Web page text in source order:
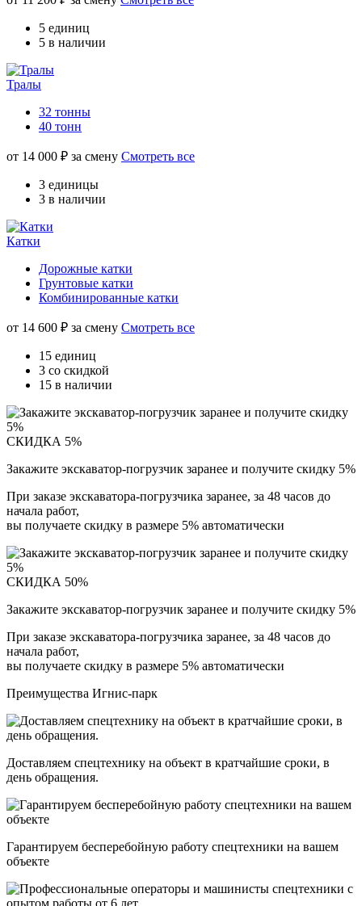
5 единиц
5 в наличии
Тралы
32 тонны
40 тонн
от 14 000 ₽ за смену Смотреть все
3 единицы
3 в наличии
Катки
Дорожные катки
Грунтовые катки
Комбинированные катки
от 14 600 ₽ за смену Смотреть все
15 единиц
3 со скидкой
15 в наличии
СКИДКА 5%
Закажите экскаватор-погрузчик заранее и получите скидку 5%
При заказе экскаватора-погрузчика заранее, за 48 часов до
начала работ,
вы получаете скидку в размере 5% автоматически
СКИДКА 50%
Закажите экскаватор-погрузчик заранее и получите скидку 5%
При заказе экскаватора-погрузчика заранее, за 48 часов до
начала работ,
вы получаете скидку в размере 5% автоматически
Преимущества Игнис-парк
Доставляем спецтехнику на объект в кратчайшие сроки, в
день обращения.
Гарантируем бесперебойную работу спецтехники на вашем
объекте